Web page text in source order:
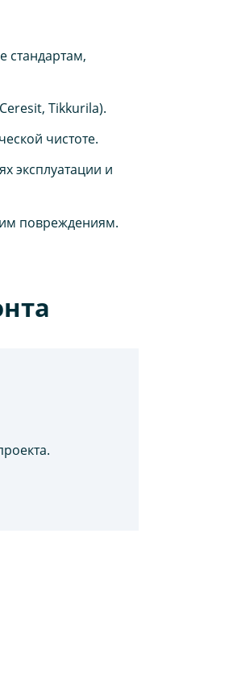
стандартам,
Tikkurila).
чистоте.
эксплуатации и
повреждениям.